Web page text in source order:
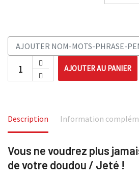
AJOUTER AU PANIER
Description Information
Vous ne voudrez plus
de votre doudou / Jeté !